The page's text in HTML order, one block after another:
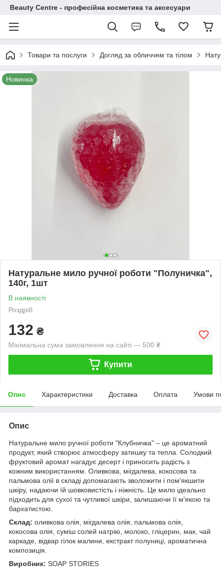
Beauty Centre - професійна косметика та аксесуари
Товари та послуги Догляд за обличчям та тілом
Новинка
Натуральне мило ручної роботи "Полуничка",
140г, 1шт
В наявності
Роздріб
132 ₴
Мінімальна сума замовлення на сайті — 500 ₴
Купити
Опис Характеристики Доставка Оплата Умови
Опис
Натуральне мило ручної роботи "Клубничка" – це ароматний
продукт, який створює атмосферу затишку та тепла. Солодкий
фруктовий аромат нагадує десерт і приносить радість з
кожним використанням. Оливкова, мігдалева, кокосова та
пальмова олії в складі допомагають зволожити і пом'якшити
шкіру, надаючи їй шовковистість і ніжність. Це мило ідеально
підходить для сухої та чутливої шкіри, залишаючи її м'якою та
бархатистою.
Склад: оливкова олія, мігдалева олія, пальмова олія,
кокосова олія, суміш солей натрію, молоко, гліцерин, мак, чай
каркаде, відвар гілок малини, екстракт полуниці, ароматична
композиція.
Виробник: SOAP STORIES